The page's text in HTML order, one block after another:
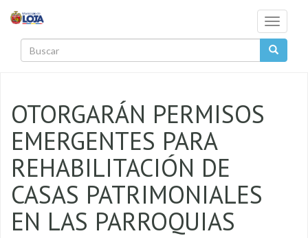
Toggle
OTORGARÁN PERMISOS
EMERGENTES PARA
REHABILITACIÓN DE
CASAS PATRIMONIALES
EN LAS PARROQUIAS